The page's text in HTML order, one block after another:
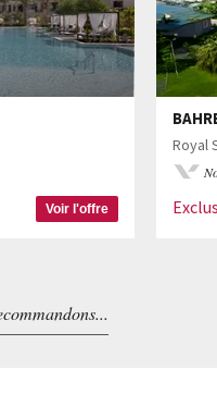
Voir l'offre
Royal